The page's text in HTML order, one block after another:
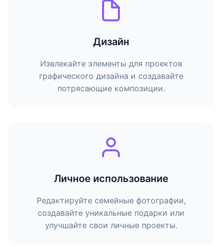
Дизайн
Извлекайте элементы для проектов
графического дизайна и создавайте
потрясающие композиции.
Личное использование
Редактируйте семейные фотографии,
создавайте уникальные подарки или
улучшайте свои личные проекты.